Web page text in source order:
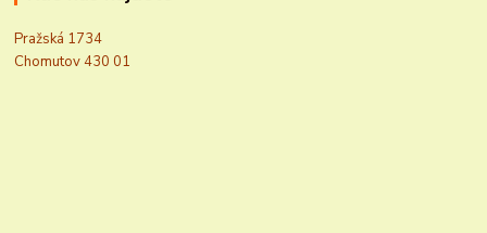
Pražská 1734
Chomutov 430 01